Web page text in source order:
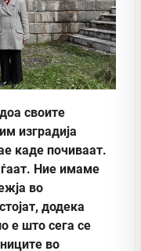
своите
изградија
каде почиваат.
Ние имаме
во
додека
е што сега се
во